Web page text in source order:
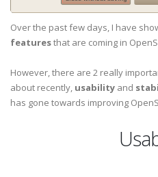
Over the past few days, I have
featuresthat are coming in
However, there are 2 really
about recently, usability and
has gone towards improving